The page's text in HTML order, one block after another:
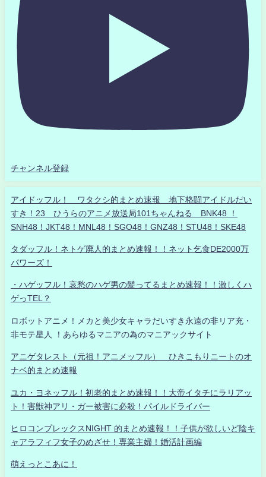
チャンネル登録
アイドッフル！ ワタクシ的まとめ速報 地下格闘アイドルだい
すき！23 ひうらのアニメ放送局101ちゃんねる BNK48 ！
SNH48！JKT48！MNL48！SGO48！GNZ48！STU48！SKE48
タダッフル！ネトゲ廃人的まとめ速報！！ネット乞食DE2000万
パワーズ！
・ハゲッフル！哀愁のハゲ男の髪ってるまとめ速報！！激しくハ
ゲっTEL？
ロボットアニメ！メカと美少女キャラだいすき永遠の非リア充・
非モテ星人 ！あらゆるマニアの為のマニアックサイト
アニゲタレスト（元祖！アニメッフル） ひきこもりニートのオ
ナベ的まとめ速報
ユカ・ヨネッフル！初老的まとめ速報！！大帝イタチにラリアッ
ト！害獣神アリ・ガー被害に必殺！パイルドライバー
ヒロコンプレックスNIGHT 的まとめ速報！！子供が欲しいど陰キ
ャアラフィフ女子のめざせ！専業主婦！婚活計画編
萌えっとこあに！